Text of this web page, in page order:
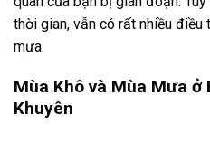
uống cũng có xu hướng tăng
Mùa mưa tại Bali kéo dài từ
khoảng thời gian này, lượng